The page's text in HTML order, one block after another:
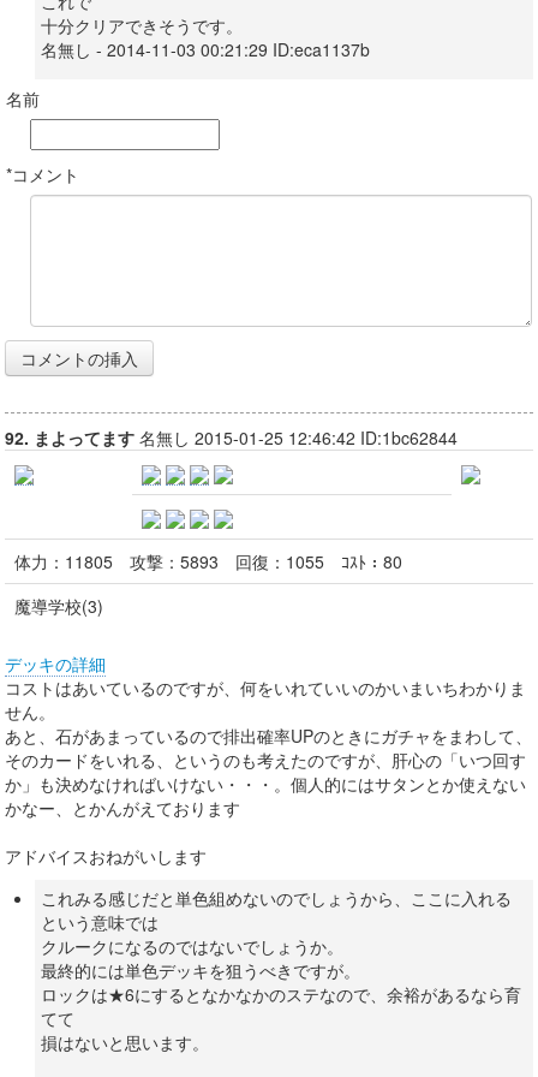
十分クリアできそうです。
名無し - 2014-11-03 00:21:29 ID:eca1137b
名前
*コメント
92. まよってます 名無し 2015-01-25 12:46:42 ID:1bc62844
体力： 11805 攻撃： 5893 回復： 1055 ｺｽﾄ： 80
魔導学校(3)
デッキの詳細
コストはあいているのですが、何をいれていいのかいまいちわかりま
せん。
あと、石があまっているので排出確率UPのときにガチャをまわして、
そのカードをいれる、というのも考えたのですが、肝心の「いつ回す
か」も決めなければいけない・・・。個人的にはサタンとか使えない
かなー、とかんがえております
アドバイスおねがいします
これみる感じだと単色組めないのでしょうから、ここに入れる
という意味では
クルークになるのではないでしょうか。
最終的には単色デッキを狙うべきですが。
ロックは★6にするとなかなかのステなので、余裕があるなら育
てて
損はないと思います。